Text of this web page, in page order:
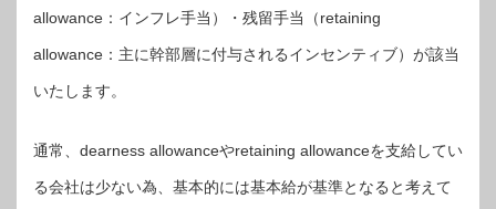
allowance：インフレ手当）・残留手当（retaining
allowance：主に幹部層に付与されるインセンティブ）が該当
いたします。
通常、dearness allowanceやretaining allowanceを支給してい
る会社は少ない為、基本的には基本給が基準となると考えて